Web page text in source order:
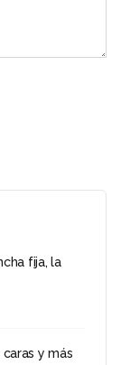
fija, la
y más